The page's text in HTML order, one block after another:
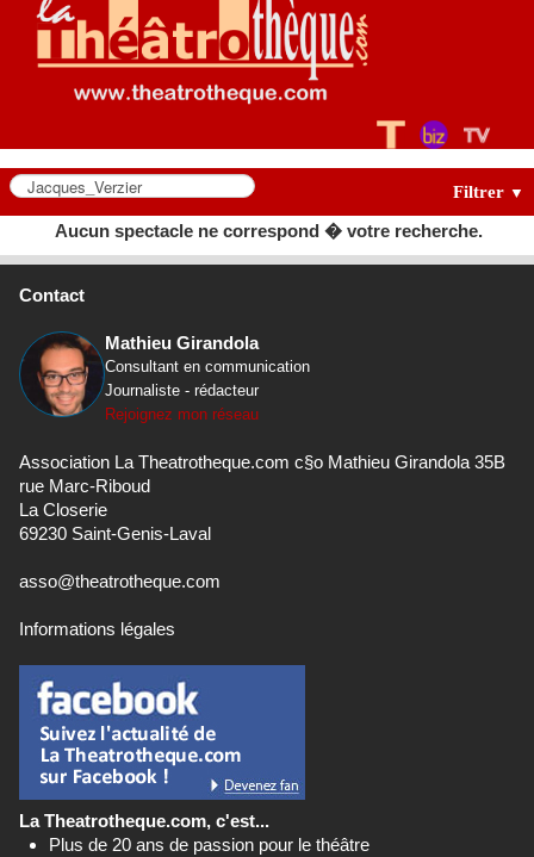
LES TEXTES
LES ANNONCES
LE CLUB
Filtrer ▼
Aucun spectacle ne correspond � votre recherche.
Contact
Mathieu Girandola
Consultant en communication
Journaliste - rédacteur
Rejoignez mon réseau
Association La Theatrotheque.com c§o Mathieu Girandola 35B
rue Marc-Riboud
La Closerie
69230 Saint-Genis-Laval
asso@theatrotheque.com
Informations légales
La Theatrotheque.com, c'est...
Plus de 20 ans de passion pour le théâtre